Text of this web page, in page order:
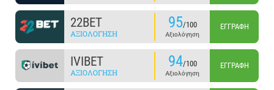
22BET
ΑΞΙΟΛΌΓΗΣΗ
95/100
Αξιολόγηση
ΕΓΓΡΑΦΉ
IVIBET
ΑΞΙΟΛΌΓΗΣΗ
94/100
Αξιολόγηση
ΕΓΓΡΑΦΉ